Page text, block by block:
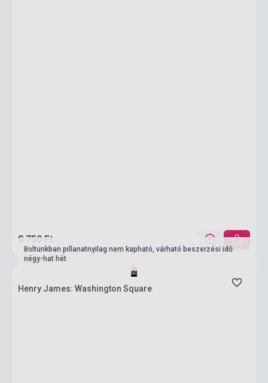
8 750 Ft
Boltunkban pillanatnyilag nem kapható, várható beszerzési idő
négy-hat hét
Henry James: Washington Square